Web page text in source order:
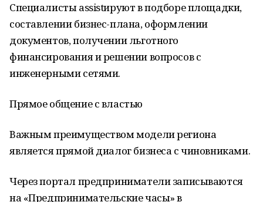
Специалисты assistируют в подборе площадки,
составлении бизнес-плана, оформлении
документов, получении льготного
финансирования и решении вопросов с
инженерными сетями.
Прямое общение с властью
Важным преимуществом модели региона
является прямой диалог бизнеса с чиновниками.
Через портал предприниматели записываются
на «Предпринимательские часы» в